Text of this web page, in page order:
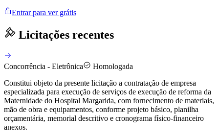
Entrar para ver grátis
Licitações recentes
Concorrência - Eletrônica
Homologada
Constitui objeto da presente licitação a contratação de empresa
especializada para execução de serviços de execução de reforma da
Maternidade do Hospital Margarida, com fornecimento de materiais,
mão de obra e equipamentos, conforme projeto básico, planilha
orçamentária, memorial descritivo e cronograma físico-financeiro
anexos.